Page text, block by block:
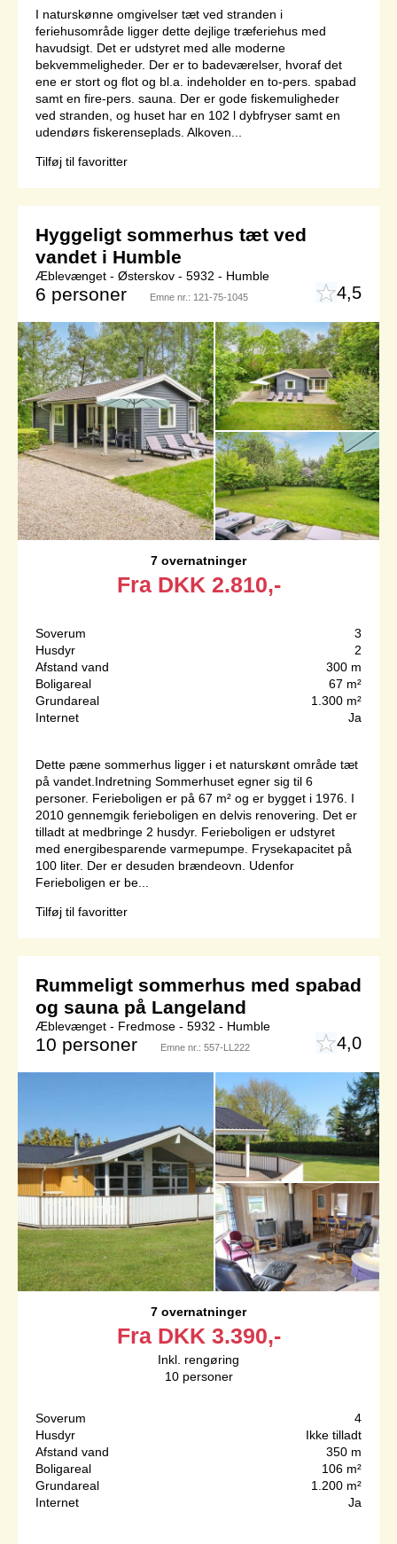
I naturskønne omgivelser tæt ved stranden i
feriehusområde ligger dette dejlige træferiehus med
havudsigt. Det er udstyret med alle moderne
bekvemmeligheder. Der er to badeværelser, hvoraf det
ene er stort og flot og bl.a. indeholder en to-pers. spabad
samt en fire-pers. sauna. Der er gode fiskemuligheder
ved stranden, og huset har en 102 l dybfryser samt en
udendørs fiskerenseplads. Alkoven...
Tilføj til favoritter
Hyggeligt sommerhus tæt ved
vandet i Humble
Æblevænget - Østerskov - 5932 - Humble
6 personer Emne nr.: 121-75-1045 4,5
7 overnatninger
Fra DKK 2.810,-
Soverum
3
Husdyr
2
Afstand vand
300 m
Boligareal
67 m²
Grundareal
1.300 m²
Internet
Ja
Dette pæne sommerhus ligger i et naturskønt område tæt
på vandet.Indretning Sommerhuset egner sig til 6
personer. Ferieboligen er på 67 m² og er bygget i 1976. I
2010 gennemgik ferieboligen en delvis renovering. Det er
tilladt at medbringe 2 husdyr. Ferieboligen er udstyret
med energibesparende varmepumpe. Frysekapacitet på
100 liter. Der er desuden brændeovn. Udenfor
Ferieboligen er be...
Tilføj til favoritter
Rummeligt sommerhus med spabad
og sauna på Langeland
Æblevænget - Fredmose - 5932 - Humble
10 personer Emne nr.: 557-LL222 4,0
7 overnatninger
Fra DKK 3.390,-
Inkl. rengøring
10 personer
Soverum
4
Husdyr
Ikke tilladt
Afstand vand
350 m
Boligareal
106 m²
Grundareal
1.200 m²
Internet
Ja